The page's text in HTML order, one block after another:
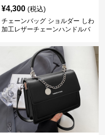
¥4,300 (税込)
チェーンバッグ ショルダー しわ
加工レザーチェーンハンドルバ